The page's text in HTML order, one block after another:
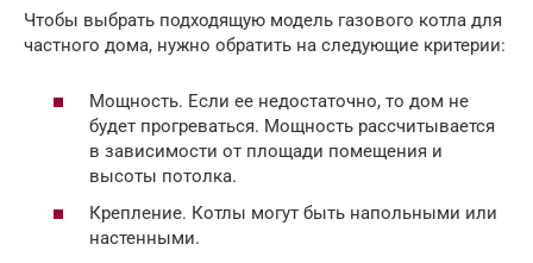
Чтобы выбрать подходящую модель газового котла для
частного дома, нужно обратить на следующие критерии:
Мощность. Если ее недостаточно, то дом не
будет прогреваться. Мощность рассчитывается
в зависимости от площади помещения и
высоты потолка.
Крепление. Котлы могут быть напольными или
настенными.